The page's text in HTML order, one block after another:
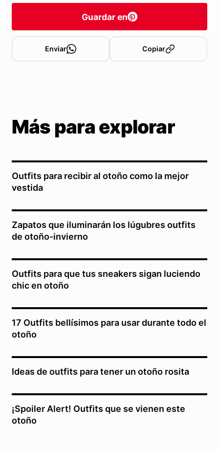
Guardar en
Enviar Copiar
Más para explorar
Outfits para recibir al otoño como la mejor
vestida
Zapatos que iluminarán los lúgubres outfits
de otoño-invierno
Outfits para que tus sneakers sigan luciendo
chic en otoño
17 Outfits bellísimos para usar durante todo el
otoño
Ideas de outfits para tener un otoño rosita
¡Spoiler Alert! Outfits que se vienen este
otoño